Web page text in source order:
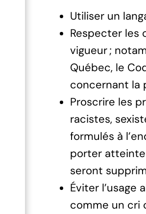
Utiliser un
Respecter les
vigueur ;
Québec, le
concernant la
Proscrire les
racistes,
formulés à
porter atteinte
seront
Éviter l’usage
comme un cri